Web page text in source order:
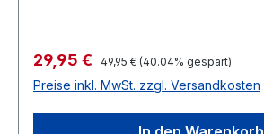
Verkaufspreis:
29,95 € Regulärer Preis:
49,95 € (40.04% gespart)
Preise inkl. MwSt. zzgl. Versandkosten